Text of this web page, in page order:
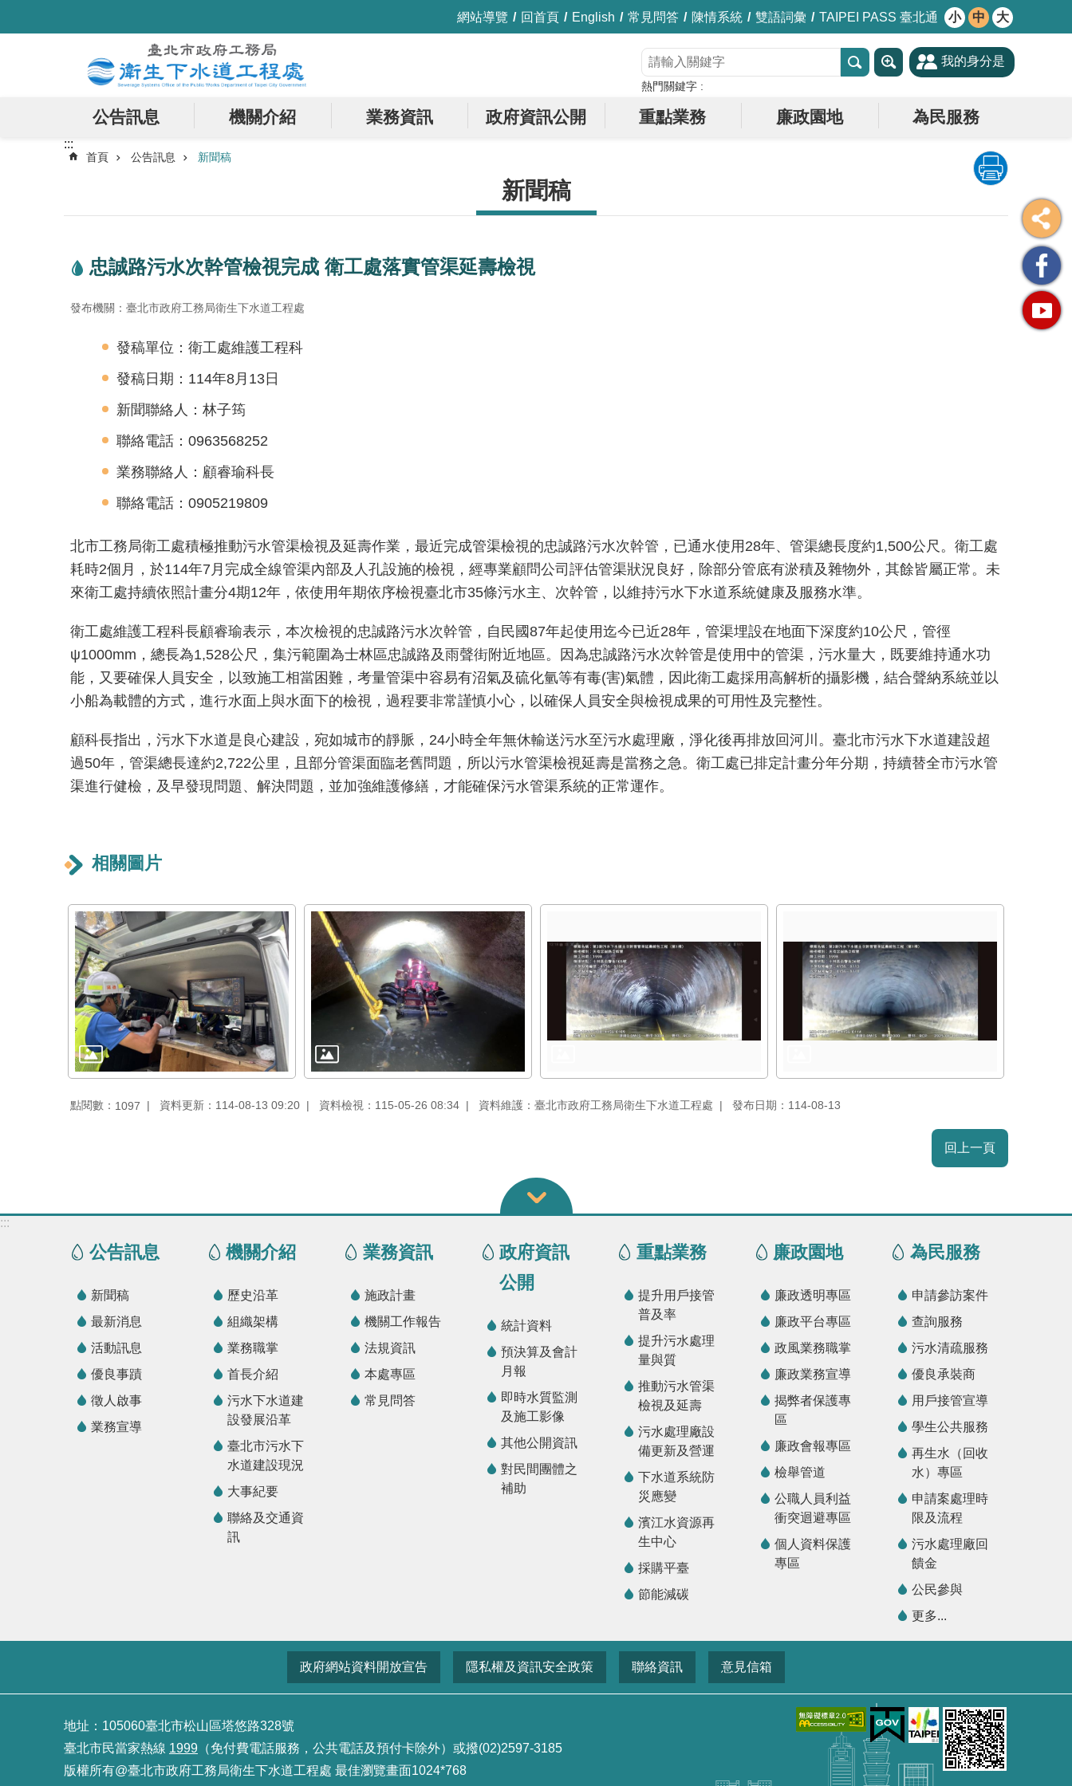
網站導覽 回首頁 English 常見問答 陳情系統 雙語詞彙 TAIPEI PASS 臺北通 小 中 大
熱門關鍵字
我的身分是
公告訊息 機關介紹 業務資訊 政府資訊公開 重點業務 廉政園地 為民服務
:::
首頁 公告訊息 新聞稿
新聞稿
忠誠路污水次幹管檢視完成 衛工處落實管渠延壽檢視
發布機關：臺北市政府工務局衛生下水道工程處
發稿單位：衛工處維護工程科
發稿日期：114年8月13日
新聞聯絡人：林子筠
聯絡電話：0963568252
業務聯絡人：顧睿瑜科長
聯絡電話：0905219809
北市工務局衛工處積極推動污水管渠檢視及延壽作業，最近完成管渠檢視的忠誠路污水次幹管，已通水使用28年、管渠總長度約1,500公尺。衛工處
耗時2個月，於114年7月完成全線管渠內部及人孔設施的檢視，經專業顧問公司評估管渠狀況良好，除部分管底有淤積及雜物外，其餘皆屬正常。未
來衛工處持續依照計畫分4期12年，依使用年期依序檢視臺北市35條污水主、次幹管，以維持污水下水道系統健康及服務水準。
衛工處維護工程科長顧睿瑜表示，本次檢視的忠誠路污水次幹管，自民國87年起使用迄今已近28年，管渠埋設在地面下深度約10公尺，管徑
ψ1000mm，總長為1,528公尺，集污範圍為士林區忠誠路及雨聲街附近地區。因為忠誠路污水次幹管是使用中的管渠，污水量大，既要維持通水功
能，又要確保人員安全，以致施工相當困難，考量管渠中容易有沼氣及硫化氫等有毒(害)氣體，因此衛工處採用高解析的攝影機，結合聲納系統並以
小船為載體的方式，進行水面上與水面下的檢視，過程要非常謹慎小心，以確保人員安全與檢視成果的可用性及完整性。
顧科長指出，污水下水道是良心建設，宛如城市的靜脈，24小時全年無休輸送污水至污水處理廠，淨化後再排放回河川。臺北市污水下水道建設超
過50年，管渠總長達約2,722公里，且部分管渠面臨老舊問題，所以污水管渠檢視延壽是當務之急。衛工處已排定計畫分年分期，持續替全市污水管
渠進行健檢，及早發現問題、解決問題，並加強維護修繕，才能確保污水管渠系統的正常運作。
相關圖片
點閱數： 1097 資料更新：114-08-13 09:20 資料檢視：115-05-26 08:34 資料維護：臺北市政府工務局衛生下水道工程處 發布日期：114-08-13
回上一頁
:::
公告訊息
新聞稿
最新消息
活動訊息
優良事蹟
徵人啟事
業務宣導
機關介紹
歷史沿革
組織架構
業務職掌
首長介紹
污水下水道建
設發展沿革
臺北市污水下
水道建設現況
大事紀要
聯絡及交通資
訊
業務資訊
施政計畫
機關工作報告
法規資訊
本處專區
常見問答
政府資訊
公開
統計資料
預決算及會計
月報
即時水質監測
及施工影像
其他公開資訊
對民間團體之
補助
重點業務
提升用戶接管
普及率
提升污水處理
量與質
推動污水管渠
檢視及延壽
污水處理廠設
備更新及營運
下水道系統防
災應變
濱江水資源再
生中心
採購平臺
節能減碳
廉政園地
廉政透明專區
廉政平台專區
政風業務職掌
廉政業務宣導
揭弊者保護專
區
廉政會報專區
檢舉管道
公職人員利益
衝突迴避專區
個人資料保護
專區
為民服務
申請參訪案件
查詢服務
污水清疏服務
優良承裝商
用戶接管宣導
學生公共服務
再生水（回收
水）專區
申請案處理時
限及流程
污水處理廠回
饋金
公民參與
更多...
政府網站資料開放宣告 隱私權及資訊安全政策 聯絡資訊 意見信箱
地址：105060臺北市松山區塔悠路328號
臺北市民當家熱線 1999 （免付費電話服務，公共電話及預付卡除外）或撥(02)2597-3185
版權所有@臺北市政府工務局衛生下水道工程處 最佳瀏覽畫面1024*768